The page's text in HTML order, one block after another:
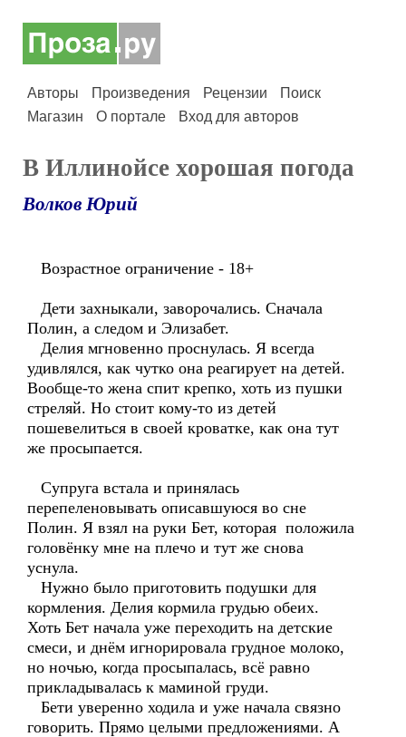
Авторы Произведения Рецензии
Поиск
Магазин
О портале Вход для авторов
В Иллинойсе хорошая погода
Волков Юрий
Возрастное ограничение - 18+
Дети захныкали, заворочались. Сначала
Полин, а следом и Элизабет.
Делия мгновенно проснулась. Я всегда
удивлялся, как чутко она реагирует на детей.
Вообще-то жена спит крепко, хоть из пушки
стреляй. Но стоит кому-то из детей
пошевелиться в своей кроватке, как она тут
же просыпается.
Супруга встала и принялась
перепеленовывать описавшуюся во сне
Полин. Я взял на руки Бет, которая положила
головёнку мне на плечо и тут же снова
уснула.
Нужно было приготовить подушки для
кормления. Делия кормила грудью обеих.
Хоть Бет начала уже переходить на детские
смеси, и днём игнорировала грудное молоко,
но ночью, когда просыпалась, всё равно
прикладывалась к маминой груди.
Бети уверенно ходила и уже начала связно
говорить. Прямо целыми предложениями. А